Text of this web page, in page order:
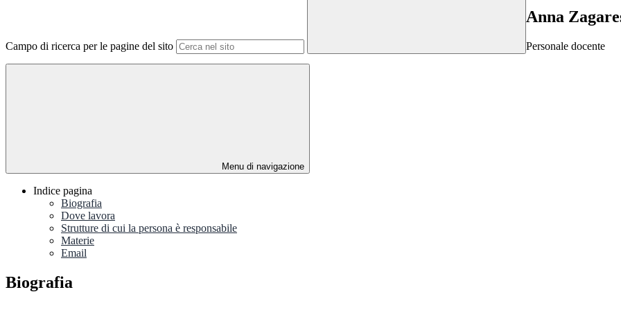
Campo di ricerca per le pagine del sito
Anna
Personale docente
Menu di navigazione
Indice pagina
Biografia
Dove lavora
Strutture di cui la persona è responsabile
Materie
Email
Biografia